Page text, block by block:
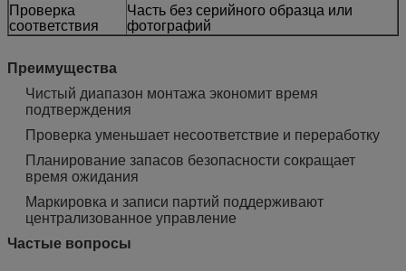
Проверка
соответствия
Часть без серийного образца или
фотографий
Преимущества
Чистый диапазон монтажа экономит время
подтверждения
Проверка уменьшает несоответствие и переработку
Планирование запасов безопасности сокращает
время ожидания
Маркировка и записи партий поддерживают
централизованное управление
Частые вопросы